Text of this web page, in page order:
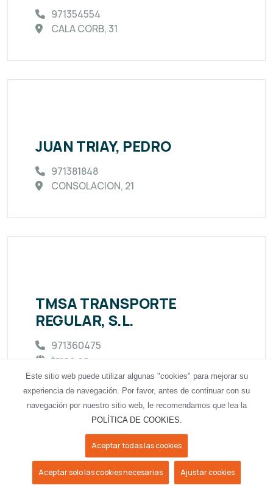
971354554
CALA CORB, 31
JUAN TRIAY, PEDRO
971381848
CONSOLACION, 21
TMSA TRANSPORTE
REGULAR, S.L.
971360475
tmsa.es
CAMINO DE SES RODES, 5 - POIMA
Este sitio web puede utilizar algunas "cookies" para mejorar su
experiencia de navegación. Por favor, antes de continuar con su
navegación por nuestro sitio web, le recomendamos que lea la
POLÍTICA DE COOKIES.
Aceptar todas las cookies
Aceptar solo las cookies necesarias Ajustar cookies